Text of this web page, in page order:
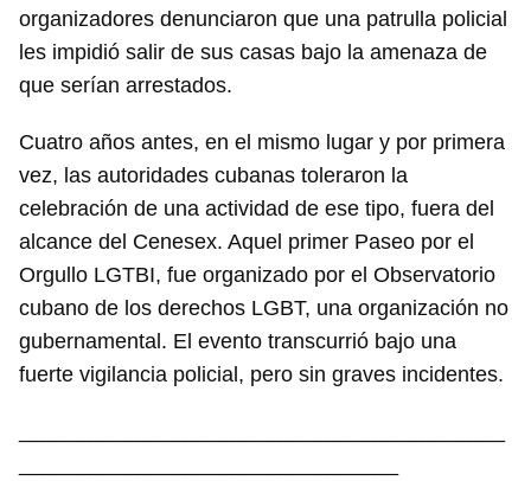
Guardar como favorito
iniciar sesión con tu cuenta de 14ymedio.
INICIAR SESIÓN CANCELAR
organizadores denunciaron que una patrulla policial
les impidió salir de sus casas bajo la amenaza de
que serían arrestados.
Cuatro años antes, en el mismo lugar y por primera
vez, las autoridades cubanas toleraron la
celebración de una actividad de ese tipo, fuera del
alcance del Cenesex. Aquel primer Paseo por el
Orgullo LGTBI, fue organizado por el Observatorio
cubano de los derechos LGBT, una organización no
gubernamental. El evento transcurrió bajo una
fuerte vigilancia policial, pero sin graves incidentes.